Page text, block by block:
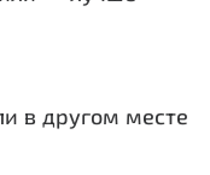
в другом месте